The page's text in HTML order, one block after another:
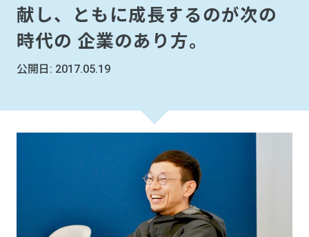
献し、ともに成長するのが次の
時代の 企業のあり方。
公開日: 2017.05.19